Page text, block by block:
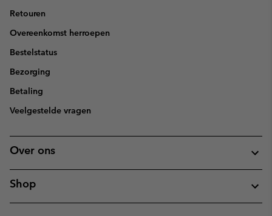
Retouren
Overeenkomst herroepen
Bestelstatus
Bezorging
Betaling
Veelgestelde vragen
Over ons
Shop